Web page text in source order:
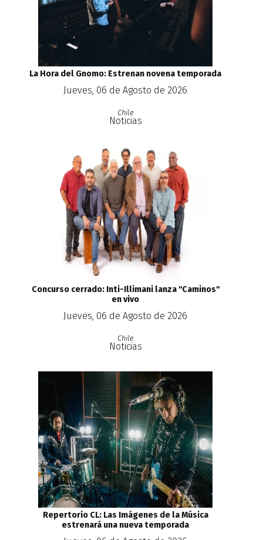
La Hora del Gnomo: Estrenan novena temporada
Jueves, 06 de Agosto de 2026
Chile
Noticias
Concurso cerrado: Inti-Illimani lanza ''Caminos''
en vivo
Jueves, 06 de Agosto de 2026
Chile
Noticias
Repertorio CL: Las Imágenes de la Música
estrenará una nueva temporada